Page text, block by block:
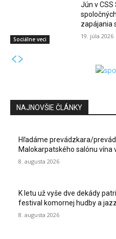
Sociálne veci
Jún v
zapájania
19. júla 2026
NAJNOVŠIE ČLÁNKY
Hľadáme prevádzkara/
Malokarpatského salónu vína
8. augusta 2026
K letu už vyše dve dekády
festival komornej hudby a
8. augusta 2026